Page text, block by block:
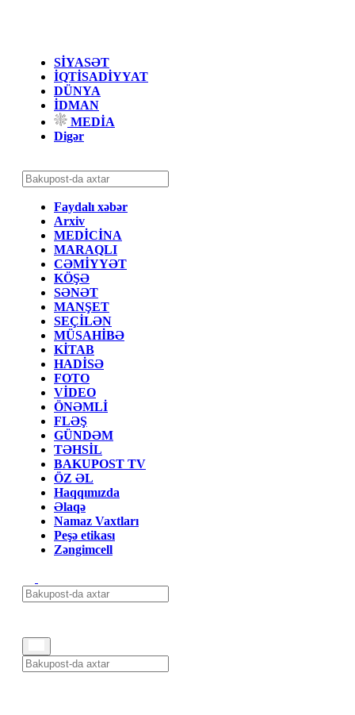
SİYASƏT
İQTİSADİYYAT
DÜNYA
İDMAN
MEDİA
Digər
Faydalı xəbər
Arxiv
MEDİCİNA
MARAQLI
CƏMİYYƏT
KÖŞƏ
SƏNƏT
MANŞET
SEÇİLƏN
MÜSAHİBƏ
KİTAB
HADİSƏ
FOTO
VİDEO
ÖNƏMLİ
FLƏŞ
GÜNDƏM
TƏHSİL
BAKUPOST TV
ÖZ ƏL
Haqqımızda
Əlaqə
Namaz Vaxtları
Peşə etikası
Zəngimcell